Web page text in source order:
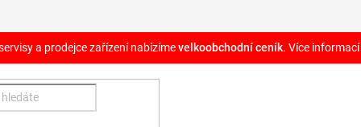
a prodejce zařízení nabízímevelkoobchodní ceník. Více